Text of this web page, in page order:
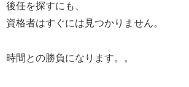
後任を探すにも、
資格者はすぐには見つかりません。
時間との勝負になります。。